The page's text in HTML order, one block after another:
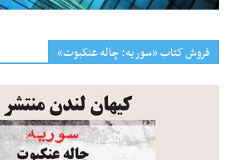
فروش کتاب «سوریه: چاله عنکبوت»